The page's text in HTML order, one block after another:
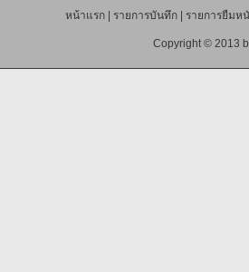
หน้าแรก| รายการบันทึก| รายการยืมห
Copyright © 2013